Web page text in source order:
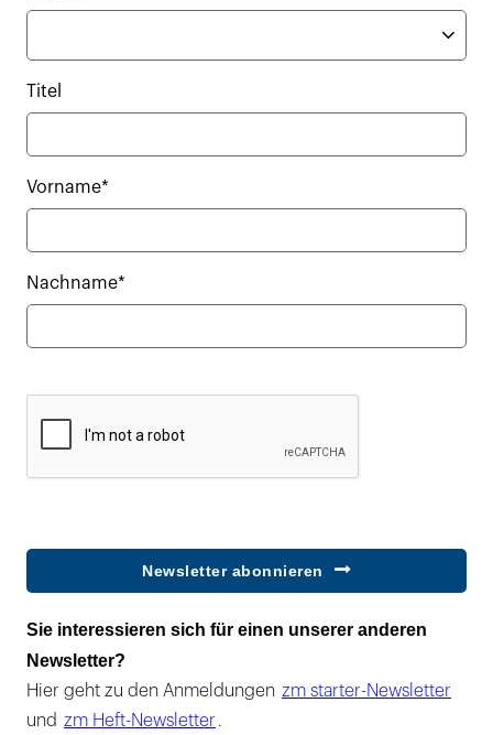
Titel
Vorname*
Nachname*
Newsletter abonnieren
Sie interessieren sich für einen unserer anderen
Newsletter?
Hier geht zu den Anmeldungen zm starter-Newsletter
und zm Heft-Newsletter .